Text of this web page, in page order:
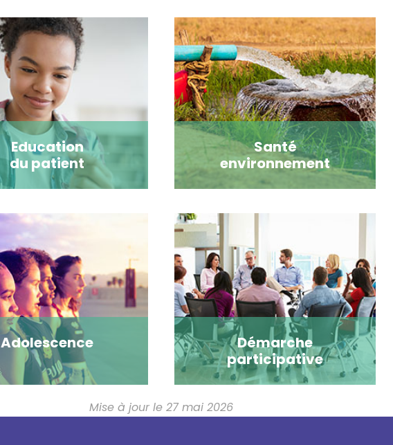
Education
du patient
Santé
environnement
Adolescence
Démarche
participative
Mise à jour le 27 mai 2026